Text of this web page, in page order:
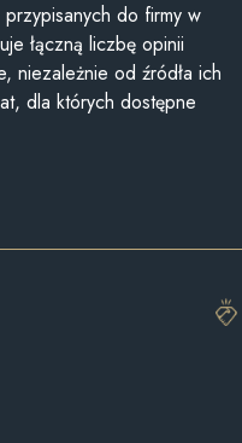
do firmy w
łączną liczbę opinii
niezależnie od źródła ich
dla których dostępne